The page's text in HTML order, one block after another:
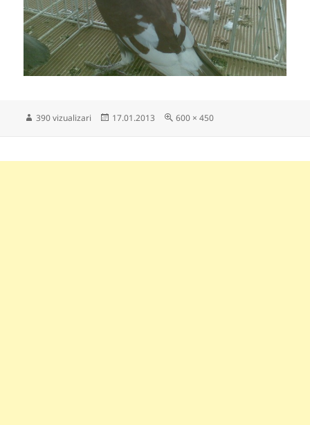
390 vizualizari
Publicat
17.01.2013
Dimensiune
600 × 450